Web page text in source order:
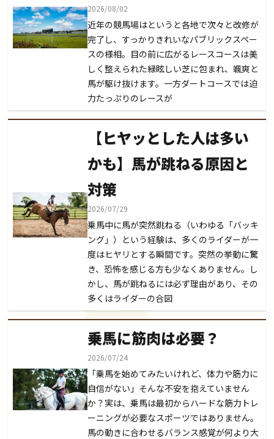
2026/08/02
近年の競馬場はというと各地で次々と改修が
完了し、すっかりきれいなパブリックスペー
スの様相。目の前に広がるレースコースは美
しく整えられた緑眩しい芝に包まれ、颯爽と
馬が駆け抜けます。一方ダートコースでは迫
力たっぷりのレースが
【ヒヤッとした人は多い
かも】馬が跳ねる原因と
対策
2026/07/29
乗馬中に馬が突然跳ねる（いわゆる「バッキ
ング」）という経験は、多くのライダーが一
度はヒヤリとする瞬間です。突然の挙動に驚
き、恐怖を感じる方も少なくありません。し
かし、馬が跳ねるには必ず理由があり、その
多くはライダーの合図
乗馬に筋肉は必要？
2026/07/24
「乗馬を始めてみたいけれど、体力や筋力に
自信がない」そんな不安を抱えていません
か？実は、乗馬は最初からハードな筋力トレ
ーニングが必要なスポーツではありません。
馬の動きに合わせるバランス感覚が何より大